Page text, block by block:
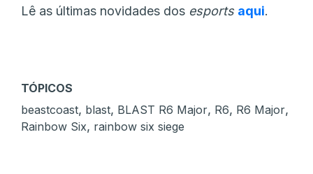
Lê as últimas novidades dos esports aqui.
TÓPICOS
beastcoast, blast, BLAST R6 Major, R6, R6 Major,
Rainbow Six, rainbow six siege